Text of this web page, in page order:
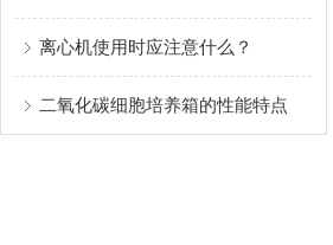
离心机使用时应注意什么？
二氧化碳细胞培养箱的性能特点